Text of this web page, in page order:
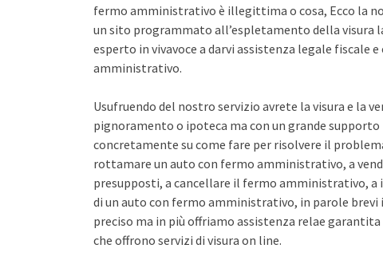
fermo amministrativo è illegittima o cosa, Ecco la
un sito programmato all’espletamento della visura
esperto in vivavoce a darvi assistenza legale
amministrativo.
Usufruendo del nostro servizio avrete la visura e la
pignoramento o ipoteca ma con un grande
concretamente su come fare per risolvere il
rottamare un auto con fermo amministrativo, a
presupposti, a cancellare il fermo amministrativo,
di un auto con fermo amministrativo, in parole
preciso ma in più offriamo assistenza relae
che offrono servizi di visura on line.